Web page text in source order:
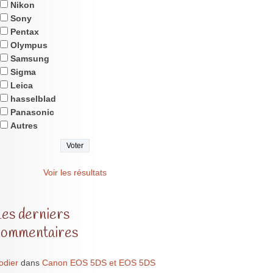
Nikon
Sony
Pentax
Olympus
Samsung
Sigma
Leica
hasselblad
Panasonic
Autres
Voir les résultats
derniers
dans Canon EOS 5DS et EOS 5DS